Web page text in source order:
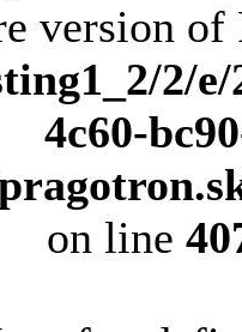
version of
2/e/
4c60-
on line